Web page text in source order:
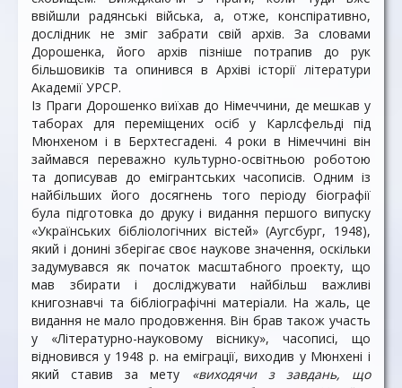
ввійшли радянські війська, а, отже, конспіративно,
дослідник не зміг забрати свій архів. За словами
Дорошенка, його архів пізніше потрапив до рук
більшовиків та опинився в Архіві історії літератури
Академії УРСР.
Із Праги Дорошенко виїхав до Німеччини, де мешкав у
таборах для переміщених осіб у Карлсфельді під
Мюнхеном і в Берхтесгадені. 4 роки в Німеччині він
займався переважно культурно-освітньою роботою
та дописував до емігрантських часописів. Одним із
найбільших його досягнень того періоду біографії
була підготовка до друку і видання першого випуску
«Українських бібліологічних вістей» (Аугсбург, 1948),
який і донині зберігає своє наукове значення, оскільки
задумувався як початок масштабного проекту, що
мав збирати і досліджувати найбільш важливі
книгознавчі та бібліографічні матеріали. На жаль, це
видання не мало продовження. Він брав також участь
у «Літературно-науковому віснику», часописі, що
відновився у 1948 р. на еміграції, виходив у Мюнхені і
який ставив за мету «виходячи з завдань, що